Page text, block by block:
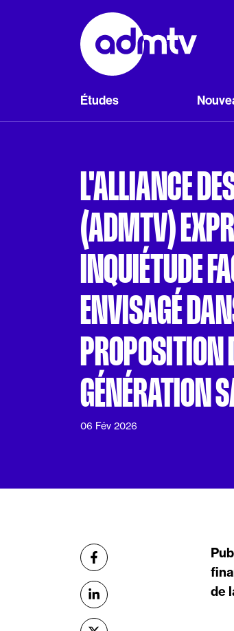
Aller au contenu principal
Études
L'ALLIANCE
(ADMTV)
INQUIÉTUDE
ENVISAGÉ
PROPOSITION
GÉNÉRATION
06 Fév 2026
Partager
sur Facebook
sur Linkedin
de